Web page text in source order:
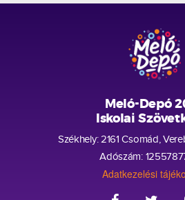
Meló-Depó
Iskolai
Székhely: 2161 Csomád,
Adószám:
Adatkezelési